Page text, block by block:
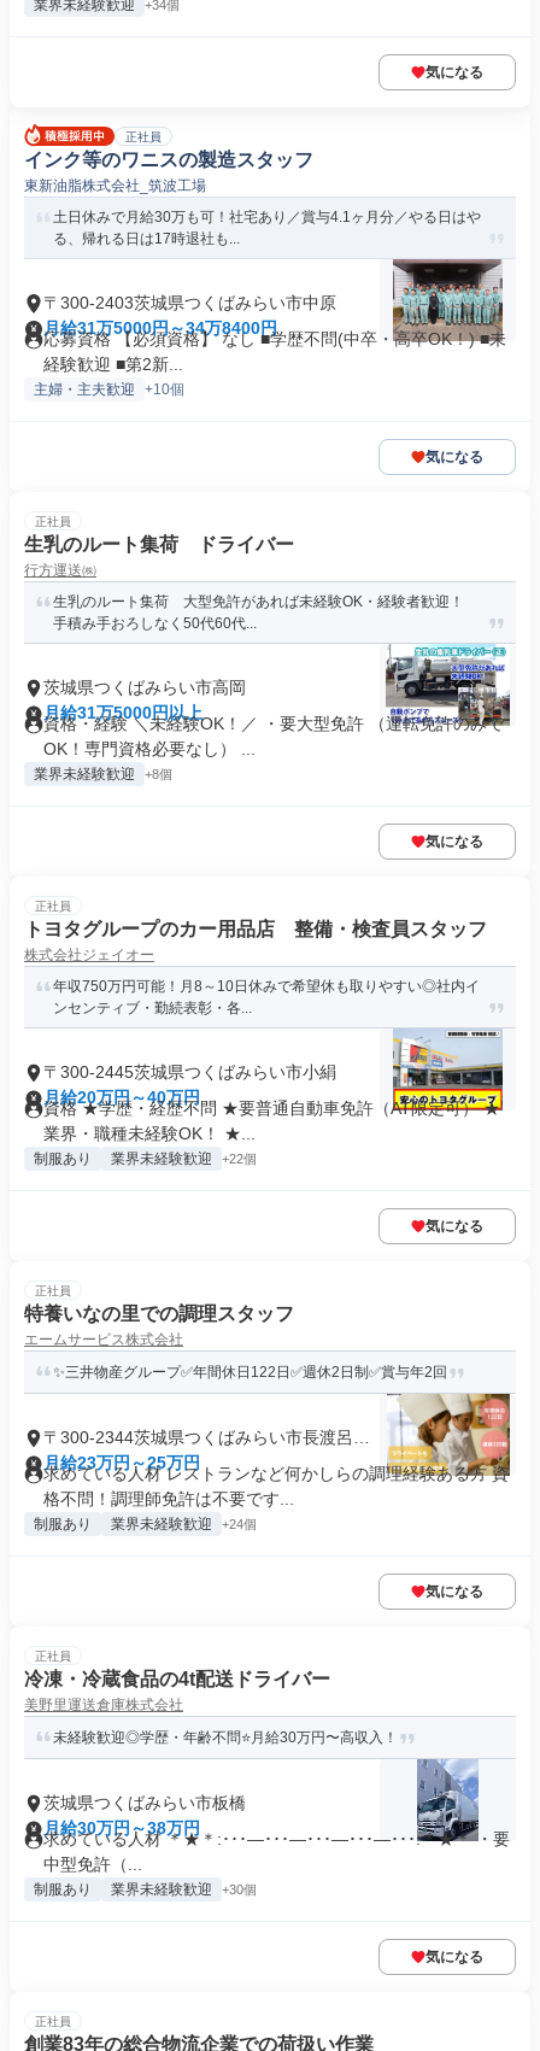
業界未経験歓迎 +34個
気になる
正社員
インク等のワニスの製造スタッフ
東新油脂株式会社_筑波工場
土日休みで月給30万も可！社宅あり／賞与4.1ヶ月分／やる日はや
る、帰れる日は17時退社も...
〒300-2403茨城県つくばみらい市中原
月給31万5000円～34万8400円
応募資格 【必須資格】 なし ■学歴不問(中卒・高卒OK！) ■未
経験歓迎 ■第2新...
主婦・主夫歓迎 +10個
気になる
正社員
生乳のルート集荷 ドライバー
行方運送㈱
生乳のルート集荷 大型免許があれば未経験OK・経験者歓迎！
手積み手おろしなく50代60代...
茨城県つくばみらい市高岡
月給31万5000円以上
資格・経験 ＼未経験OK！／ ・要大型免許 （運転免許のみで
OK！専門資格必要なし） ...
業界未経験歓迎 +8個
気になる
正社員
トヨタグループのカー用品店 整備・検査員スタッフ
株式会社ジェイオー
年収750万円可能！月8～10日休みで希望休も取りやすい◎社内イ
ンセンティブ・勤続表彰・各...
〒300-2445茨城県つくばみらい市小絹
月給20万円～40万円
資格 ★学歴・経歴不問 ★要普通自動車免許（AT限定可） ★
業界・職種未経験OK！ ★...
制服あり 業界未経験歓迎 +22個
気になる
正社員
特養いなの里での調理スタッフ
エームサービス株式会社
✨三井物産グループ✅年間休日122日✅週休2日制✅賞与年2回
〒300-2344茨城県つくばみらい市長渡呂新
田
月給23万円～25万円
求めている人材 レストランなど何かしらの調理経験ある方 資
格不問！調理師免許は不要です...
制服あり 業界未経験歓迎 +24個
気になる
正社員
冷凍・冷蔵食品の4t配送ドライバー
美野里運送倉庫株式会社
未経験歓迎◎学歴・年齢不問⭐️月給30万円〜高収入！
茨城県つくばみらい市板橋
月給30万円～38万円
求めている人材 ＊★＊:･･･―･･･―･･･―･･･―･･･:＊★＊ ・要
中型免許（...
制服あり 業界未経験歓迎 +30個
気になる
正社員
創業83年の総合物流企業での荷扱い作業